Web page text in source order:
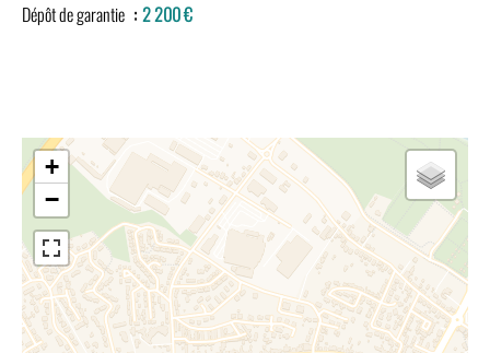
Dépôt de garantie 2 200 €
+
−